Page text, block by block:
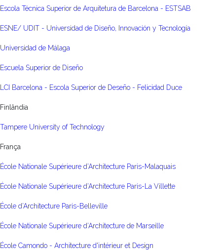
Escola Técnica Superior de Arquitetura de Barcelona - ESTSAB
ESNE/ UDIT - Universidad de Diseño, Innovación y Tecnología
Universidad de Málaga
Escuela Superior de Diseño
LCI Barcelona - Escola Superior de Deseño - Felicidad Duce
Finlândia
Tampere University of Technology
França
École Nationale Supérieure d’Architecture Paris-Malaquais
École Nationale Supérieure d’Architecture Paris-La Villette
École d’Architecture Paris-Belleville
École Nationale Supérieure d’Architecture de Marseille
École Camondo - Architecture d'intérieur et Design